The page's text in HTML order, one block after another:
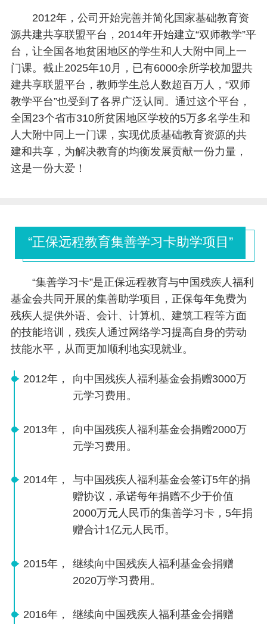
2012年，公司开始完善并简化国家基础教育资
源共建共享联盟平台，2014年开始建立“双师教学”平
台，让全国各地贫困地区的学生和人大附中同上一
门课。截止2025年10月，已有6000余所学校加盟共
建共享联盟平台，教师学生总人数超百万人，“双师
教学平台”也受到了各界广泛认同。通过这个平台，
全国23个省市310所贫困地区学校的5万多名学生和
人大附中同上一门课，实现优质基础教育资源的共
建和共享，为解决教育的均衡发展贡献一份力量，
这是一份大爱！
“正保远程教育集善学习卡助学项目”
“集善学习卡”是正保远程教育与中国残疾人福利
基金会共同开展的集善助学项目，正保每年免费为
残疾人提供外语、会计、计算机、建筑工程等方面
的技能培训，残疾人通过网络学习提高自身的劳动
技能水平，从而更加顺利地实现就业。
2012年，
向中国残疾人福利基金会捐赠3000万
元学习费用。
2013年，
向中国残疾人福利基金会捐赠2000万
元学习费用。
2014年，
与中国残疾人福利基金会签订5年的捐
赠协议，承诺每年捐赠不少于价值
2000万元人民币的集善学习卡，5年捐
赠合计1亿元人民币。
2015年，
继续向中国残疾人福利基金会捐赠
2020万学习费用。
2016年，
继续向中国残疾人福利基金会捐赠